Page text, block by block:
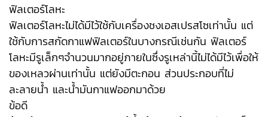
ฟิลเตอร์โลหะ
ฟิลเตอร์โลหะไม่ได้มีไว้ใช้กับเครื่องชงเอสเปรสโซเท่านั้น แต่
ใช้กับการสกัดกาแฟฟิลเตอร์ในบางกรณีเช่นกัน ฟิลเตอร์
โลหะมีรูเล็กๆจำนวนมากอยู่ภายในซึ่งรูเหล่านี้ไม่ได้มีไว้เพื่อให้
ของเหลวผ่านเท่านั้น แต่ยังมีตะกอน ส่วนประกอบที่ไม่
ละลายน้ำ และน้ำมันกาแฟออกมาด้วย
ข้อดี